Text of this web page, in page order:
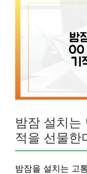
밤잠 설치는
적을 선물한
밤잠을 설치는 고